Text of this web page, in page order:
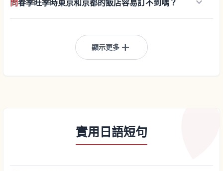
問春季旺季時東京和京都的飯店容易訂不到嗎？
顯示更多 add
實用日語短句